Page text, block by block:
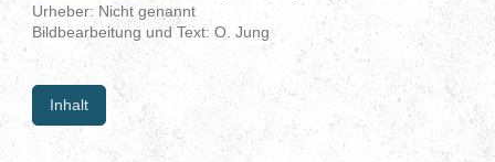
Urheber: Nicht genannt
Bildbearbeitung und Text: O. Jung
Inhalt